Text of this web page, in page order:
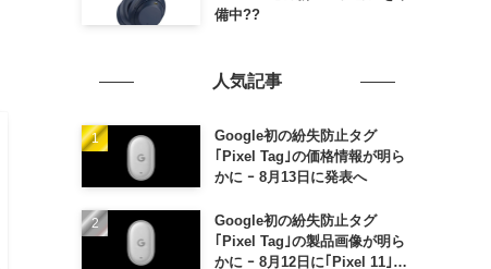
備中??
人気記事
Google初の紛失防止タグ
｢Pixel Tag｣の価格情報が明ら
かに ｰ 8月13日に発表へ
Google初の紛失防止タグ
｢Pixel Tag｣の製品画像が明ら
かに ｰ 8月12日に｢Pixel 11｣な